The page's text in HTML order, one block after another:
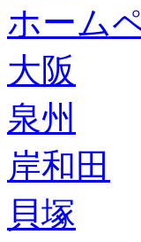
ホーム
大阪
泉州
岸和田
貝塚